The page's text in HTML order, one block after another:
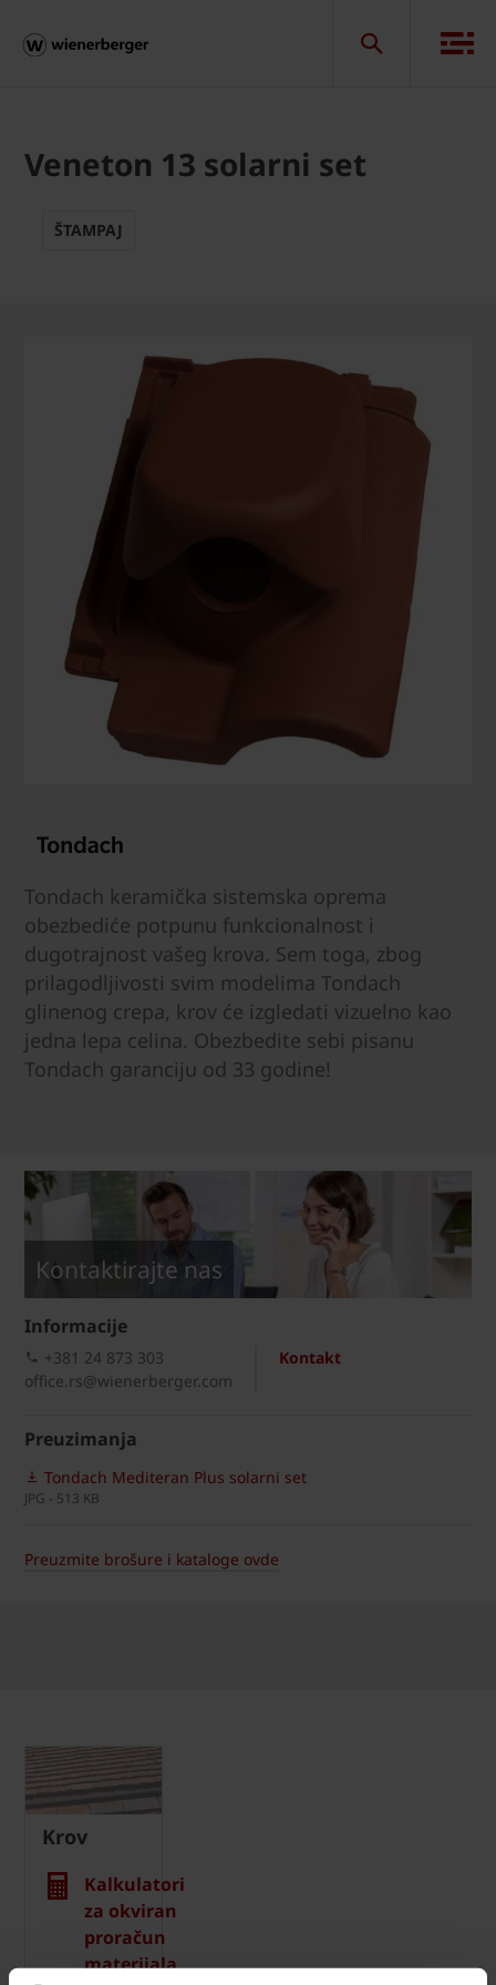
Veneton 13 solarni set
ŠTAMPAJ
Tondach keramička sistemska oprema
obezbediće potpunu funkcionalnost i
dugotrajnost vašeg krova. Sem toga, zbog
prilagodljivosti svim modelima Tondach
glinenog crepa, krov će izgledati vizuelno kao
jedna lepa celina. Obezbedite sebi pisanu
Tondach garanciju od 33 godine!
Kontaktirajte nas
Informacije
Kontakt
+381 24 873 303
office.rs@wienerberger.com
Preuzimanja
Tondach Mediteran Plus solarni set
JPG - 513 KB
Preuzmite brošure i kataloge ovde
Krov
Kalkulatori
za okviran
proračun
materijala